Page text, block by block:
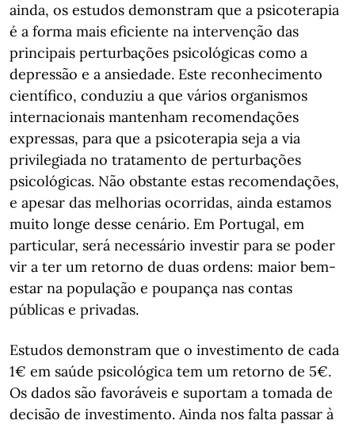
ainda, os estudos demonstram que a psicoterapia
é a forma mais eficiente na intervenção das
principais perturbações psicológicas como a
depressão e a ansiedade. Este reconhecimento
científico, conduziu a que vários organismos
internacionais mantenham recomendações
expressas, para que a psicoterapia seja a via
privilegiada no tratamento de perturbações
psicológicas. Não obstante estas recomendações,
e apesar das melhorias ocorridas, ainda estamos
muito longe desse cenário. Em Portugal, em
particular, será necessário investir para se poder
vir a ter um retorno de duas ordens: maior bem-
estar na população e poupança nas contas
públicas e privadas.
Estudos demonstram que o investimento de cada
1€ em saúde psicológica tem um retorno de 5€.
Os dados são favoráveis e suportam a tomada de
decisão de investimento. Ainda nos falta passar à